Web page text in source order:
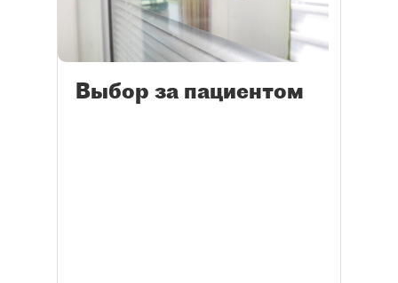
Выбор за пациентом